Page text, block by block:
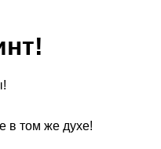
в том же духе!